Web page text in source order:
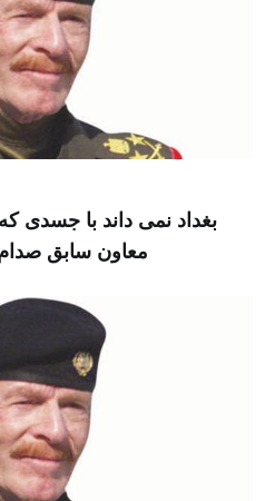
بغداد نمی داند با جسدی
معاون سابق